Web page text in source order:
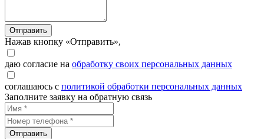
Отправить
Нажав кнопку «Отправить»,
даю согласие на обработку своих персональных данных
соглашаюсь с политикой обработки персональных данных
Заполните заявку на обратную связь
Отправить